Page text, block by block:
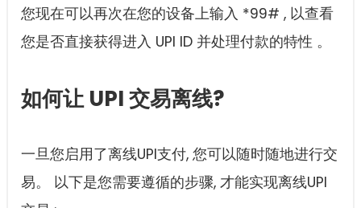
您现在可以再次在您的设备上输入 *99# , 以查看
您是否直接获得进入 UPI ID 并处理付款的特性 。
如何让 UPI 交易离线?
一旦您启用了离线UPI支付, 您可以随时随地进行交
易。 以下是您需要遵循的步骤, 才能实现离线UPI